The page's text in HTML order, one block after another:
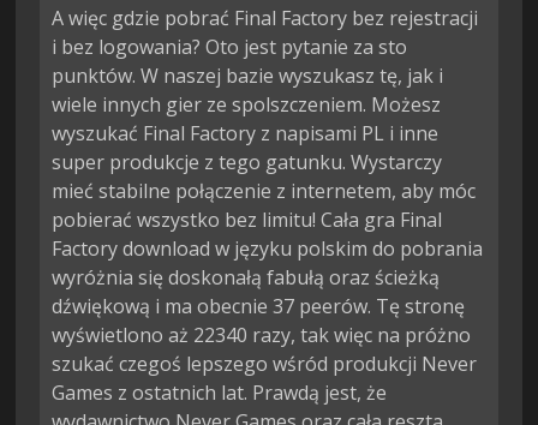
A więc gdzie pobrać Final Factory bez rejestracji
i bez logowania? Oto jest pytanie za sto
punktów. W naszej bazie wyszukasz tę, jak i
wiele innych gier ze spolszczeniem. Możesz
wyszukać Final Factory z napisami PL i inne
super produkcje z tego gatunku. Wystarczy
mieć stabilne połączenie z internetem, aby móc
pobierać wszystko bez limitu! Cała gra Final
Factory download w języku polskim do pobrania
wyróżnia się doskonałą fabułą oraz ścieżką
dźwiękową i ma obecnie 37 peerów. Tę stronę
wyświetlono aż 22340 razy, tak więc na próżno
szukać czegoś lepszego wśród produkcji Never
Games z ostatnich lat. Prawdą jest, że